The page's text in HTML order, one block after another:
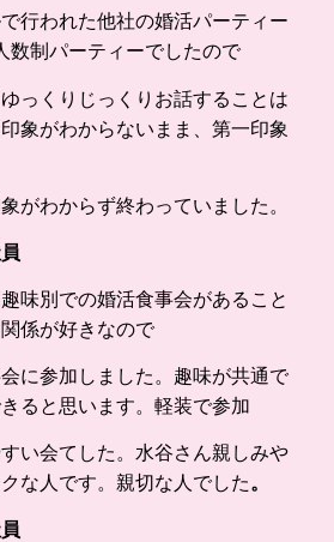
行われた他社の婚活パーティー
数制パーティーでしたので
っくりじっくりお話することは
象がわからないまま、第一印象
がわからず終わっていました。
味別での婚活食事会があること
係が好きなので
に参加しました。趣味が共通で
ると思います。軽装で参加
い会てした。水谷さん親しみや
な人です。親切な人でした。